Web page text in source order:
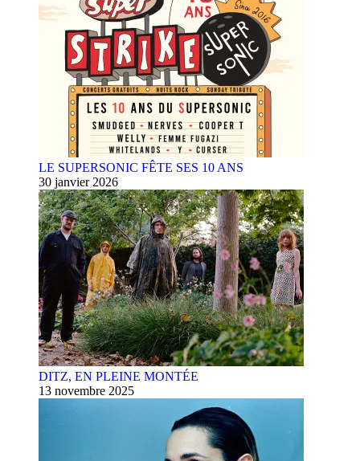
LE SUPERSONIC FÊTE SES 10 ANS
30 janvier 2026
DITZ, EN PLEINE MONTÉE
13 novembre 2025